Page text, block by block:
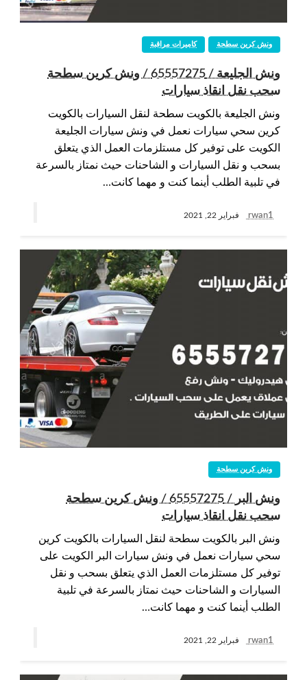
كاميرات مراقبة ونش كرين سطحة
ونش الجليعة / 65557275 / ونش كرين سطحة
سحب نقل انقاذ سيارات
ونش الجليعة بالكويت سطحة لنقل السيارات بالكويت
كرين سحي سيارات نعمل في ونش سيارات الجليعة
الكويت على توفير كل مستلزمات العمل الذي يتعلق
بسحب و نقل السيارات و الشاحنات حيث نمتاز بالسرعة
في تلبية الطلب أينما كنت و مهما كانت…
rwan1 فبراير 22, 2021
ونش كرين سطحة
ونش البر / 65557275 / ونش كرين سطحة
سحب نقل انقاذ سيارات
ونش البر بالكويت سطحة لنقل السيارات بالكويت كرين
سحي سيارات نعمل في ونش سيارات البر الكويت على
توفير كل مستلزمات العمل الذي يتعلق بسحب و نقل
السيارات و الشاحنات حيث نمتاز بالسرعة في تلبية
الطلب أينما كنت و مهما كانت…
rwan1 فبراير 22, 2021